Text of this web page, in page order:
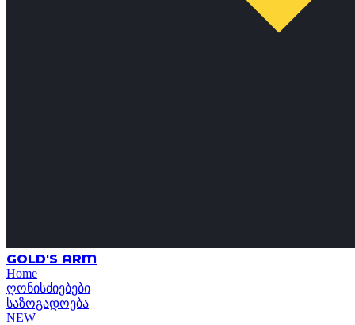
GOLD'S ARM
Home
ღონისძიებები
საზოგადოება
NEW